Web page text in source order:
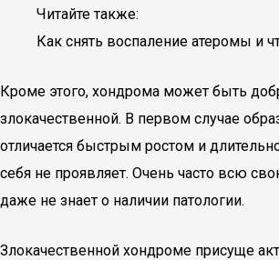
Читайте также:
Как снять воспаление атеромы и
Кроме этого, хондрома может быть
злокачественной. В первом случае
отличается быстрым ростом и
себя не проявляет. Очень часто всю
даже не знает о наличии патологии.
Злокачественной хондроме присуще